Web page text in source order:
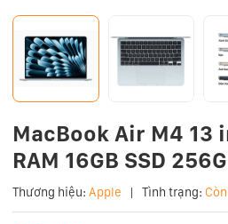
MacBook Air M4 13
RAM 16GB SSD
Thương hiệu: Apple | Tình trạng: